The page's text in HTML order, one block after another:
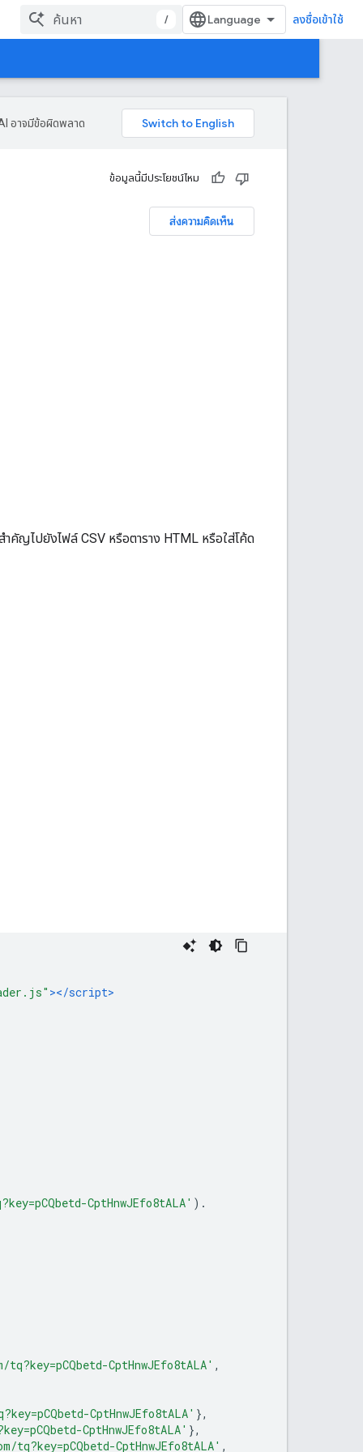
/ ลงชื่อเข้าใช้
อาจมีข้อผิดพลาด
ข้อมูลนี้มีประโยชน์ไหม
ส่งความคิดเห็น
ญไปยังไฟล์ CSV หรือตาราง HTML หรือใส่โค้ด
></script>
CptHnwJEfo8tALA' ).
CptHnwJEfo8tALA' ,
CptHnwJEfo8tALA' },
CptHnwJEfo8tALA' },
CptHnwJEfo8tALA' ,